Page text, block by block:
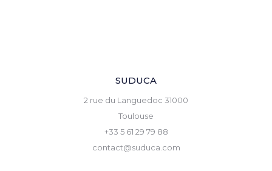
SUDUCA
2 rue du Languedoc 31000
Toulouse
+33 5 61 29 79 88
contact@suduca.com